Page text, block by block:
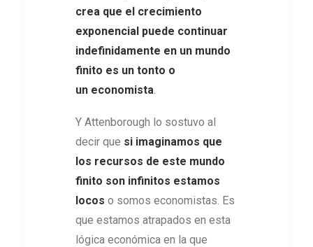
crea que el crecimiento
exponencial puede continuar
indefinidamente en un mundo
finito es un tonto o
un economista.
Y Attenborough lo sostuvo al
decir que si imaginamos que
los recursos de este mundo
finito son infinitos estamos
locos o somos economistas. Es
que estamos atrapados en esta
lógica económica en la que